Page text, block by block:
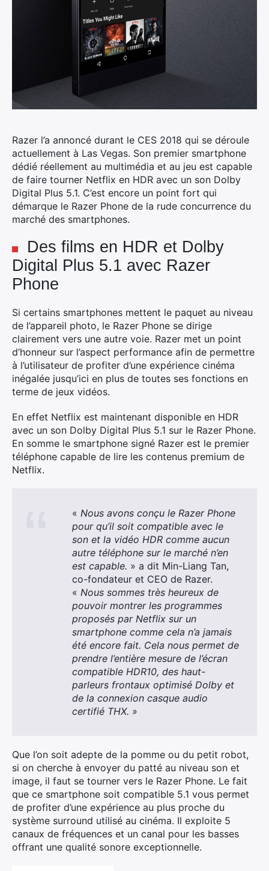
Razer l’a annoncé durant le CES 2018 qui se déroule
actuellement à Las Vegas. Son premier smartphone
dédié réellement au multimédia et au jeu est capable
de faire tourner Netflix en HDR avec un son Dolby
Digital Plus 5.1. C’est encore un point fort qui
démarque le Razer Phone de la rude concurrence du
marché des smartphones.
Des films en HDR et Dolby
Digital Plus 5.1 avec Razer
Phone
Si certains smartphones mettent le paquet au niveau
de l’appareil photo, le Razer Phone se dirige
clairement vers une autre voie. Razer met un point
d’honneur sur l’aspect performance afin de permettre
à l’utilisateur de profiter d’une expérience cinéma
inégalée jusqu’ici en plus de toutes ses fonctions en
terme de jeux vidéos.
En effet Netflix est maintenant disponible en HDR
avec un son Dolby Digital Plus 5.1 sur le Razer Phone.
En somme le smartphone signé Razer est le premier
téléphone capable de lire les contenus premium de
Netflix.
« Nous avons conçu le Razer Phone
pour qu’il soit compatible avec le
son et la vidéo HDR comme aucun
autre téléphone sur le marché n’en
est capable. » a dit Min-Liang Tan,
co-fondateur et CEO de Razer.
« Nous sommes très heureux de
pouvoir montrer les programmes
proposés par Netflix sur un
smartphone comme cela n’a jamais
été encore fait. Cela nous permet de
prendre l’entière mesure de l’écran
compatible HDR10, des haut-
parleurs frontaux optimisé Dolby et
de la connexion casque audio
certifié THX. »
Que l’on soit adepte de la pomme ou du petit robot,
si on cherche à envoyer du patté au niveau son et
image, il faut se tourner vers le Razer Phone. Le fait
que ce smartphone soit compatible 5.1 vous permet
de profiter d’une expérience au plus proche du
système surround utilisé au cinéma. Il exploite 5
canaux de fréquences et un canal pour les basses
offrant une qualité sonore exceptionnelle.